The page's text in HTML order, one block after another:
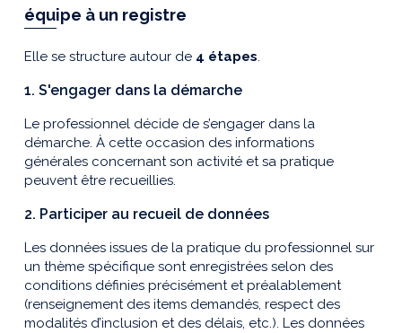
équipe à un registre
Elle se structure autour de 4 étapes.
1. S'engager dans la démarche
Le professionnel décide de s’engager dans la
démarche. À cette occasion des informations
générales concernant son activité et sa pratique
peuvent être recueillies.
2. Participer au recueil de données
Les données issues de la pratique du professionnel sur
un thème spécifique sont enregistrées selon des
conditions définies précisément et préalablement
(renseignement des items demandés, respect des
modalités d’inclusion et des délais, etc.). Les données